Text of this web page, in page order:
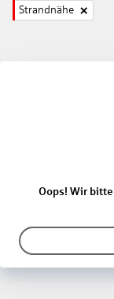
Strandnähe
Oops! Wir